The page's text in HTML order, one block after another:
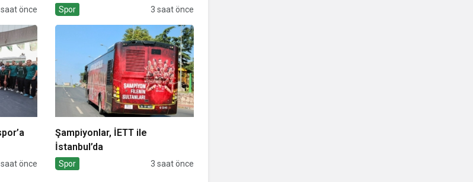
önce
Padel Türkiye Şampiyonası
Spor 3 saat önce
önce
Şampiyonlar, İETT ile
İstanbul’da
Spor 3 saat önce